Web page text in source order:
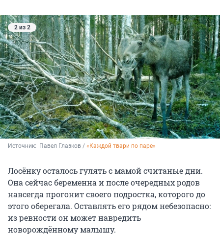
2 из 2
Источник: Павел Глазков / «Каждой твари по паре»
Лосёнку осталось гулять с мамой считаные дни.
Она сейчас беременна и после очередных родов
навсегда прогонит своего подростка, которого до
этого оберегала. Оставлять его рядом небезопасно:
из ревности он может навредить
новорождённому малышу.